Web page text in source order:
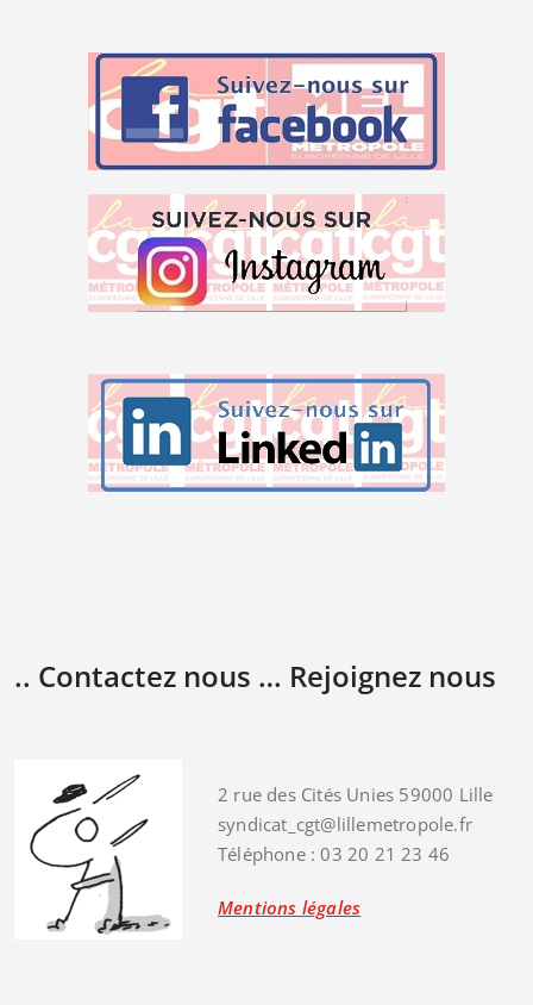
.. Contactez nous … Rejoignez nous
2 rue des Cités Unies 59000 Lille
syndicat_cgt@lillemetropole.fr
Téléphone : 03 20 21 23 46
Mentions légales